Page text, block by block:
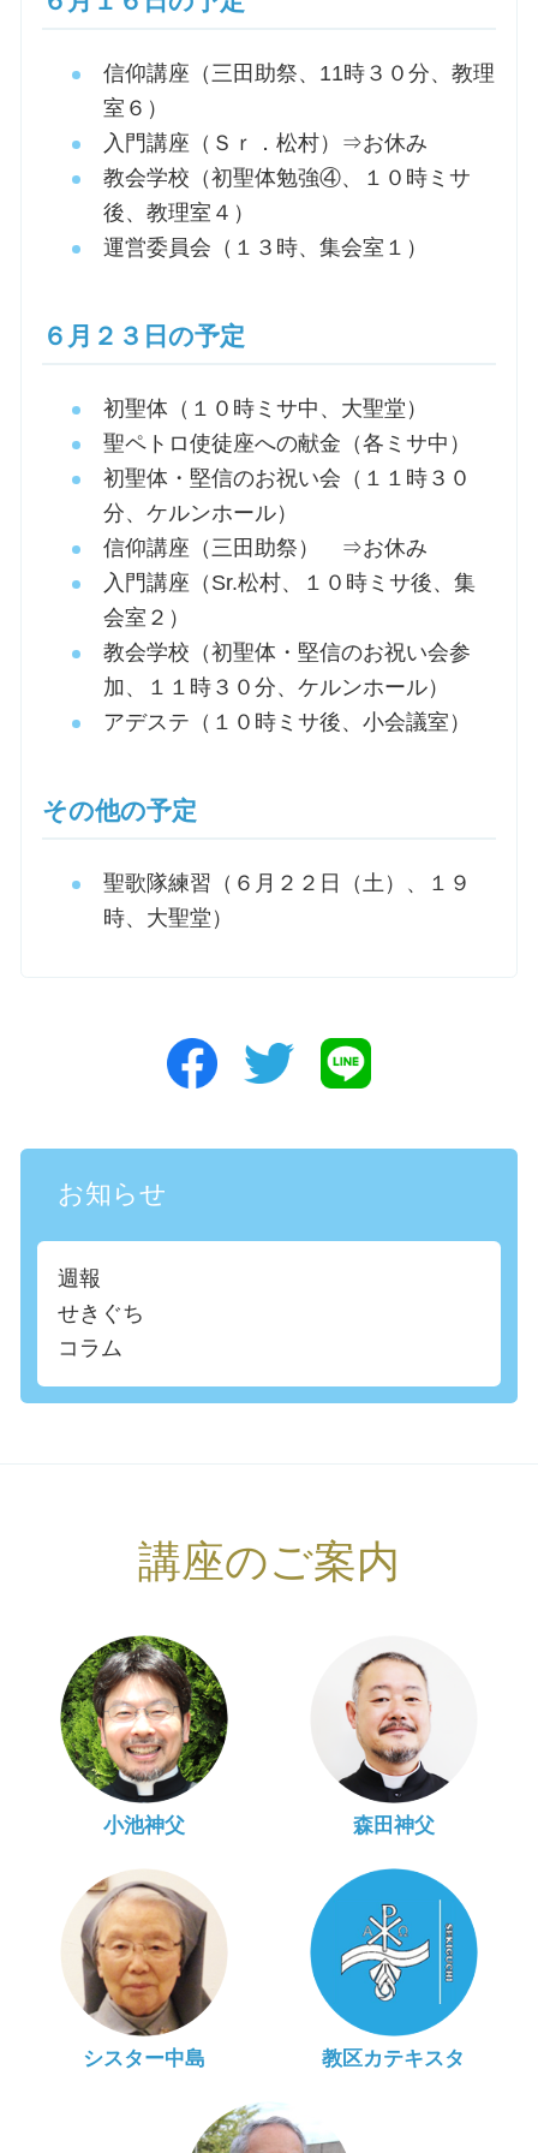
信仰講座（三田助祭、11時３０分、教理
室６）
入門講座（Ｓｒ．松村）⇒お休み
教会学校（初聖体勉強④、１０時ミサ
後、教理室４）
運営委員会（１３時、集会室１）
６月２３日の予定
初聖体（１０時ミサ中、大聖堂）
聖ペトロ使徒座への献金（各ミサ中）
初聖体・堅信のお祝い会（１１時３０
分、ケルンホール）
信仰講座（三田助祭） ⇒お休み
入門講座（Sr.松村、１０時ミサ後、集
会室２）
教会学校（初聖体・堅信のお祝い会参
加、１１時３０分、ケルンホール）
アデステ（１０時ミサ後、小会議室）
その他の予定
聖歌隊練習（６月２２日（土）、１９
時、大聖堂）
お知らせ
週報
せきぐち
コラム
講座のご案内
小池神父 森田神父
シスター中島 教区カテキスタ